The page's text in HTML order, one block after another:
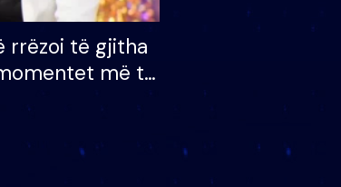
rrëzoi të gjitha
më të
BB VIP: Do më